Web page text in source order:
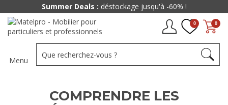
0
0
Menu
COMPRENDRE LES
Summer Deals : déstockage jusqu'à -60% !